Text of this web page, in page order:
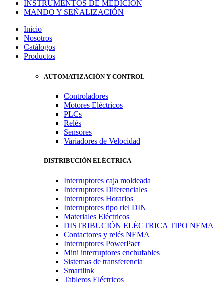
INSTRUMENTOS DE MEDICION
MANDO Y SEÑALIZACIÓN
Inicio
Nosotros
Catálogos
Productos
AUTOMATIZACIÓN Y CONTROL
Controladores
Motores Eléctricos
PLCs
Relés
Sensores
Variadores de Velocidad
DISTRIBUCIÓN ELÉCTRICA
Interruptores caja moldeada
Interruptores Diferenciales
Interruptores Horarios
Interruptores tipo riel DIN
Materiales Eléctricos
DISTRIBUCIÓN ELÉCTRICA TIPO NEMA
Contactores y relés NEMA
Interruptores PowerPact
Mini interruptores enchufables
Sistemas de transferencia
Smartlink
Tableros Eléctricos